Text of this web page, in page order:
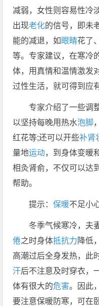
减弱，女性则容易性冷
出现老化的信号，即未
能的减退，如 眼睛花了、
等。专家建议，在寒冷
体，用真情和温情激发
过性生活，就可得到应有
专家介绍了一些调
以坚持每晚用热水泡脚
红花等;还可以开些补肾
量地运动，到身体变暖
相灸肾俞，不仅可以达
帮助。
提示：保暖不足小
冬季气候寒冷，夫
倦之时身体抵抗力 降低
高潮过后全身发热，此
汗后不注意及时穿衣，
体有很大的危害。因此
要注意保暖防寒，可在